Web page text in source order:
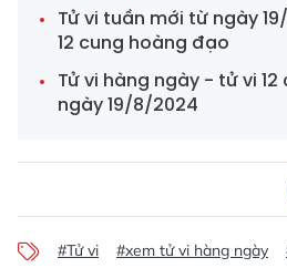
Tử vi tuần mới từ ngày
12 cung hoàng đạo
Tử vi hàng ngày - tử vi
ngày 19/8/2024
#Tử vi #xem tử vi hàng ngày